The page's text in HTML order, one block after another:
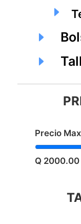
Precio
Q 2000.00